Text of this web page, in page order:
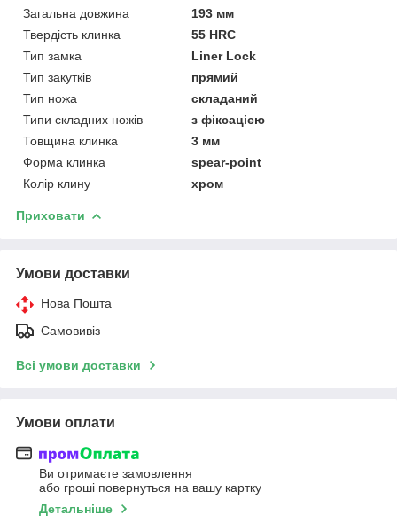
Загальна довжина
193 мм
Твердість клинка
55 HRC
Тип замка
Liner Lock
Тип закутків
прямий
Тип ножа
складаний
Типи складних ножів
з фіксацією
Товщина клинка
3 мм
Форма клинка
spear-point
Колір клину
хром
Приховати
Умови доставки
Нова Пошта
Самовивіз
Всі умови доставки
Умови оплати
Ви отримаєте замовлення
або гроші повернуться на вашу картку
Детальніше